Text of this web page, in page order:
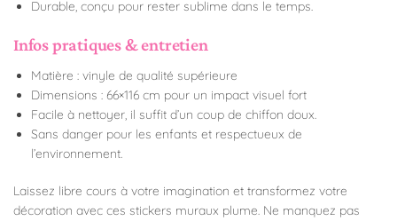
Durable, conçu pour rester sublime dans le temps.
Infos pratiques & entretien
Matière : vinyle de qualité supérieure
Dimensions : 66×116 cm pour un impact visuel fort
Facile à nettoyer, il suffit d’un coup de chiffon doux.
Sans danger pour les enfants et respectueux de
l’environnement.
Laissez libre cours à votre imagination et transformez votre
décoration avec ces stickers muraux plume. Ne manquez pas